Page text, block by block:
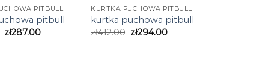
PITBULL
pitbull
zł287.00
KURTKA PUCHOWA PITBULL
kurtka puchowa pitbull
zł412.00 zł294.00